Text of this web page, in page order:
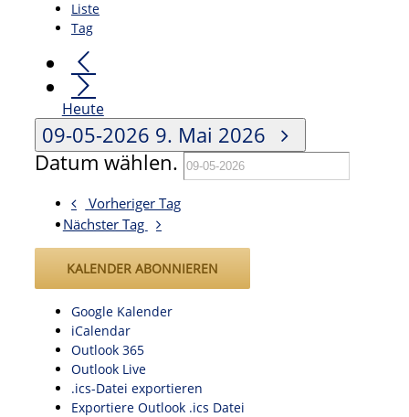
Liste
Tag
Heute
09-05-2026 9. Mai 2026
Datum wählen.
Vorheriger Tag
Nächster Tag
KALENDER ABONNIEREN
Google Kalender
iCalendar
Outlook 365
Outlook Live
.ics-Datei exportieren
Exportiere Outlook .ics Datei